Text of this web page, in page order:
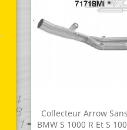
Collecteur Arrow
BMW S 1000 R Et S
Aperçu